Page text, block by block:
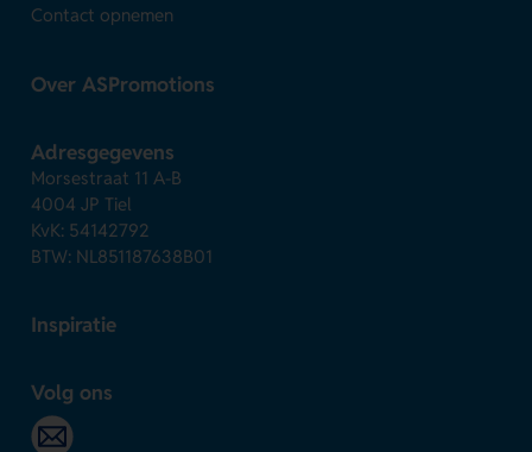
Contact opnemen
Over ASPromotions
Adresgegevens
Morsestraat 11 A-B
4004 JP Tiel
KvK: 54142792
BTW: NL851187638B01
Inspiratie
Volg ons